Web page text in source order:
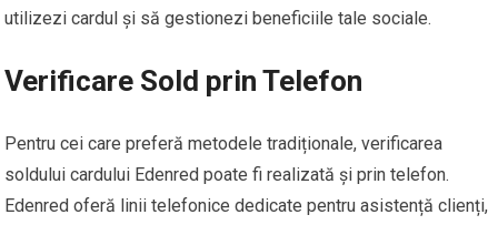
utilizezi cardul și să gestionezi beneficiile tale sociale.
Verificare Sold prin Telefon
Pentru cei care preferă metodele tradiționale, verificarea
soldului cardului Edenred poate fi realizată și prin telefon.
Edenred oferă linii telefonice dedicate pentru asistență clienți,